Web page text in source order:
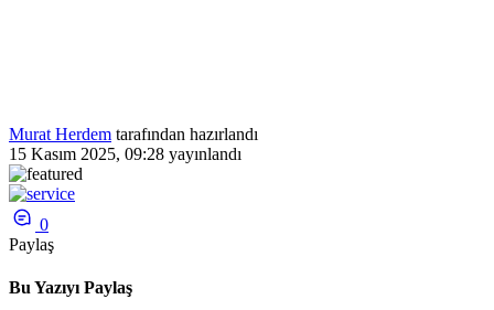
Murat Herdem tarafından hazırlandı
15 Kasım 2025, 09:28 yayınlandı
0
Paylaş
Bu Yazıyı Paylaş